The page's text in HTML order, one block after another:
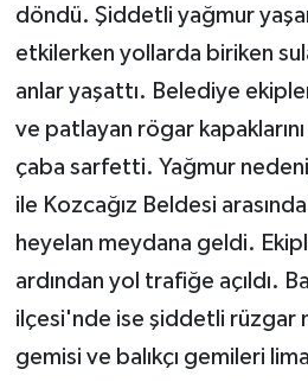
döndü. Şiddetli yağmur
etkilerken yollarda biriken
anlar yaşattı. Belediye
ve patlayan rögar
çaba sarfetti. Yağmur
ile Kozcağız Beldesi
heyelan meydana geldi.
ardından yol trafiğe açıldı.
ilçesi'nde ise şiddetli rüzgar
gemisi ve balıkçı gemileri
Turizm
Yaşam
Yerel Yönetimler
YEREL